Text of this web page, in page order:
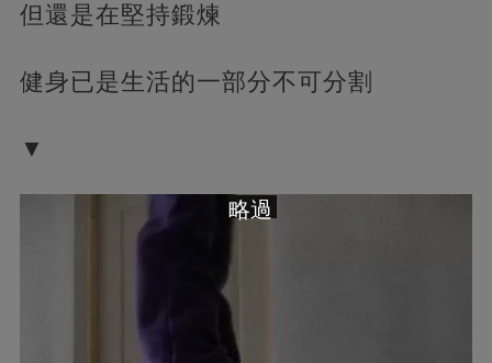
但還是在堅持鍛煉
健身已是生活的一部分不可分割
▼
略過